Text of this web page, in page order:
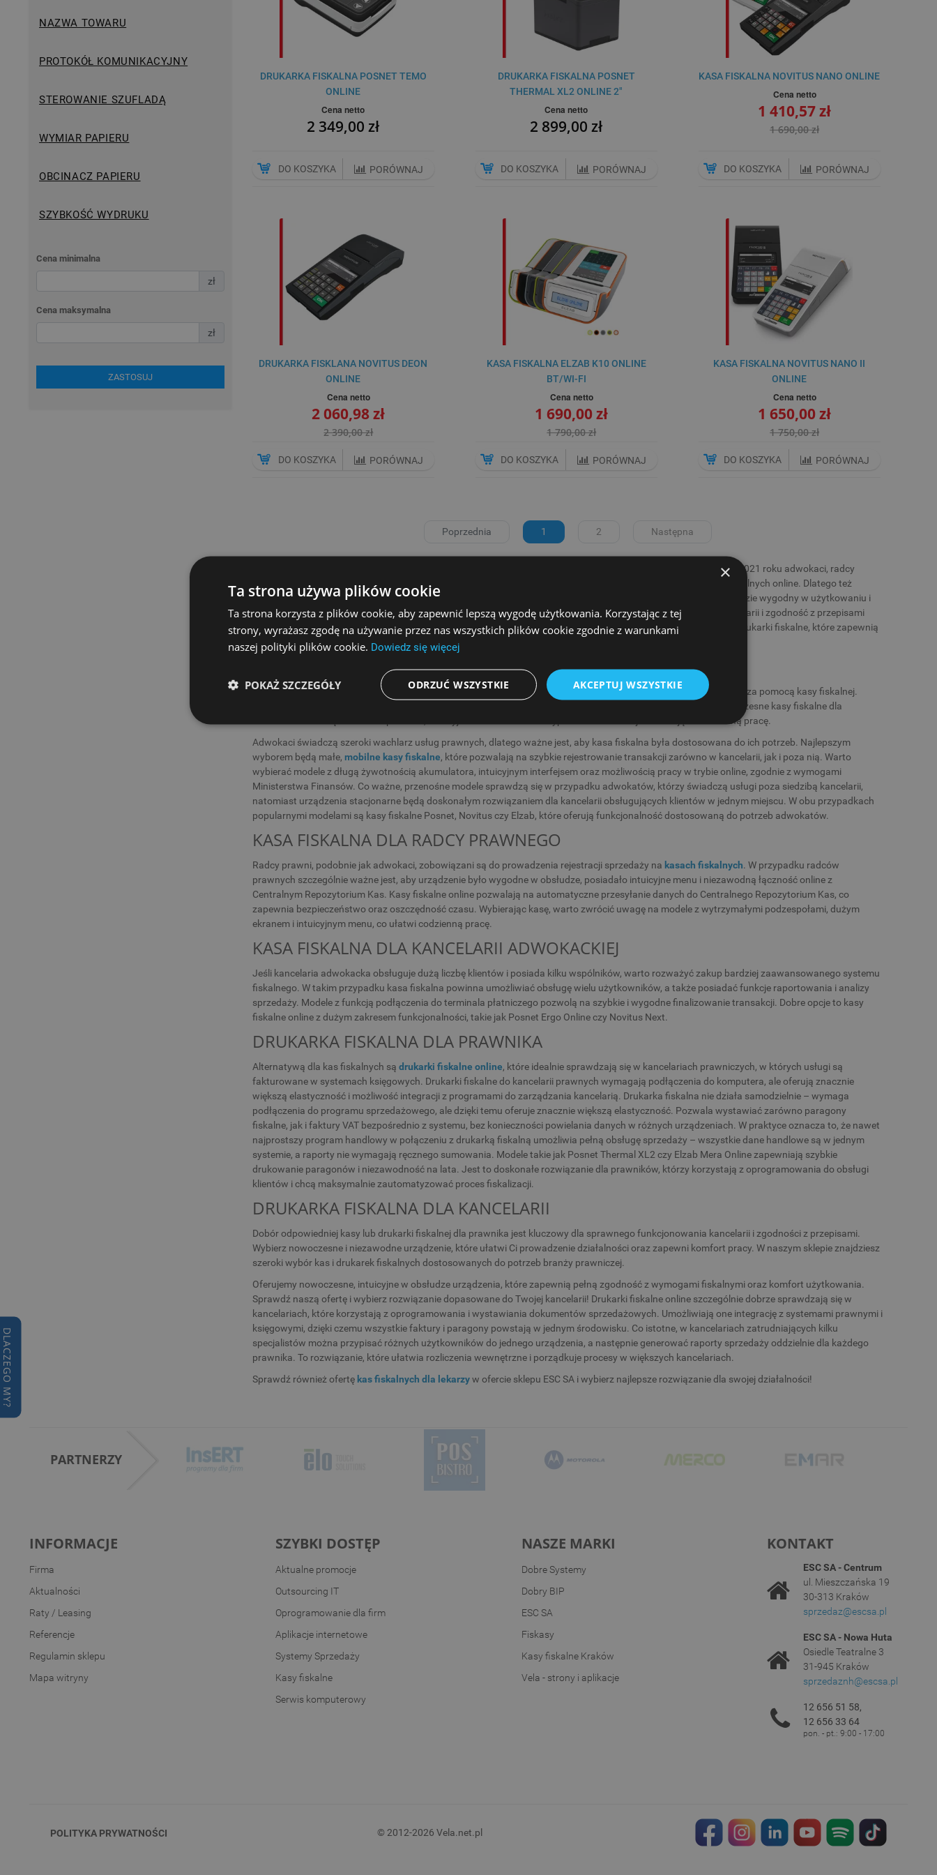
DLACZEGO MY?
NAZWA TOWARU
PROTOKÓŁ KOMUNIKACYJNY
STEROWANIE SZUFLADĄ
WYMIAR PAPIERU
OBCINACZ PAPIERU
SZYBKOŚĆ WYDRUKU
Cena minimalna
zł
Cena maksymalna
zł
ZASTOSUJ
DRUKARKA FISKALNA POSNET TEMO
ONLINE
Cena netto
2 349,00 zł
DO KOSZYKA PORÓWNAJ
DRUKARKA FISKALNA POSNET
THERMAL XL2 ONLINE 2"
Cena netto
2 899,00 zł
DO KOSZYKA PORÓWNAJ
KASA FISKALNA NOVITUS NANO ONLINE
Cena netto
1 410,57 zł
1 690,00 zł
DO KOSZYKA PORÓWNAJ
DRUKARKA FISKLANA NOVITUS DEON
ONLINE
Cena netto
2 060,98 zł
2 390,00 zł
DO KOSZYKA PORÓWNAJ
KASA FISKALNA ELZAB K10 ONLINE
BT/WI-FI
Cena netto
1 690,00 zł
1 790,00 zł
DO KOSZYKA PORÓWNAJ
KASA FISKALNA NOVITUS NANO II
ONLINE
Cena netto
1 650,00 zł
1 750,00 zł
DO KOSZYKA PORÓWNAJ
Poprzednia 1 2 Następna
Prowadzenie kancelarii prawnej wiąże się z wieloma formalnościami, w tym z obowiązkiem fiskalizacji. Od 1 lipca 2021 roku adwokaci, radcy
prawni i inne osoby świadczące usługi prawne muszą rejestrować swoje przychody na kasach lub drukarkach fiskalnych online. Dlatego też
kluczowy jest wybór odpowiedniego sprzętu fiskalnego, który nie tylko spełni wymogi prawne, ale jednocześnie będzie wygodny w użytkowaniu i
dostosowany do specyfiki pracy prawnika. Odpowiedni wybór urządzenia pozwoli na sprawne prowadzenie kancelarii i zgodność z przepisami
prawa. Sprawdź, jakie rozwiązania będą dla Ciebie najlepsze. W ofercie ESC SA znajdziesz wysokiej jakości kasy i drukarki fiskalne, które zapewnią
niezawodność, łatwość obsługi oraz zgodność z obowiązującymi przepisami.
KASA FISKALNA DLA ADWOKATA
Adwokaci świadczący usługi na rzecz klientów indywidualnych są zobowiązani do ewidencjonowania przychodów za pomocą kasy fiskalnej.
Wybór odpowiedniego urządzenia powinien uwzględniać zarówno wymagania prawne, jak i komfort pracy. Nowoczesne kasy fiskalne dla
adwokatów to urządzenia kompaktowe, intuicyjne w obsłudze oraz wyposażone w funkcje ułatwiające codzienną pracę.
Adwokaci świadczą szeroki wachlarz usług prawnych, dlatego ważne jest, aby kasa fiskalna była dostosowana do ich potrzeb. Najlepszym
wyborem będą małe, mobilne kasy fiskalne, które pozwalają na szybkie rejestrowanie transakcji zarówno w kancelarii, jak i poza nią. Warto
wybierać modele z długą żywotnością akumulatora, intuicyjnym interfejsem oraz możliwością pracy w trybie online, zgodnie z wymogami
Ministerstwa Finansów. Co ważne, przenośne modele sprawdzą się w przypadku adwokatów, którzy świadczą usługi poza siedzibą kancelarii,
natomiast urządzenia stacjonarne będą doskonałym rozwiązaniem dla kancelarii obsługujących klientów w jednym miejscu. W obu przypadkach
popularnymi modelami są kasy fiskalne Posnet, Novitus czy Elzab, które oferują funkcjonalność dostosowaną do potrzeb adwokatów.
KASA FISKALNA DLA RADCY PRAWNEGO
Radcy prawni, podobnie jak adwokaci, zobowiązani są do prowadzenia rejestracji sprzedaży na kasach fiskalnych. W przypadku radców
prawnych szczególnie ważne jest, aby urządzenie było wygodne w obsłudze, posiadało intuicyjne menu i niezawodną łączność online z
Centralnym Repozytorium Kas. Kasy fiskalne online pozwalają na automatyczne przesyłanie danych do Centralnego Repozytorium Kas, co
zapewnia bezpieczeństwo oraz oszczędność czasu. Wybierając kasę, warto zwrócić uwagę na modele z wytrzymałymi podzespołami, dużym
ekranem i intuicyjnym menu, co ułatwi codzienną pracę.
KASA FISKALNA DLA KANCELARII ADWOKACKIEJ
Jeśli kancelaria adwokacka obsługuje dużą liczbę klientów i posiada kilku wspólników, warto rozważyć zakup bardziej zaawansowanego systemu
fiskalnego. W takim przypadku kasa fiskalna powinna umożliwiać obsługę wielu użytkowników, a także posiadać funkcje raportowania i analizy
sprzedaży. Modele z funkcją podłączenia do terminala płatniczego pozwolą na szybkie i wygodne finalizowanie transakcji. Dobre opcje to kasy
fiskalne online z dużym zakresem funkcjonalności, takie jak Posnet Ergo Online czy Novitus Next.
DRUKARKA FISKALNA DLA PRAWNIKA
Alternatywą dla kas fiskalnych są drukarki fiskalne online, które idealnie sprawdzają się w kancelariach prawniczych, w których usługi są
fakturowane w systemach księgowych. Drukarki fiskalne do kancelarii prawnych wymagają podłączenia do komputera, ale oferują znacznie
większą elastyczność i możliwość integracji z programami do zarządzania kancelarią. Drukarka fiskalna nie działa samodzielnie – wymaga
podłączenia do programu sprzedażowego, ale dzięki temu oferuje znacznie większą elastyczność. Pozwala wystawiać zarówno paragony
fiskalne, jak i faktury VAT bezpośrednio z systemu, bez konieczności powielania danych w różnych urządzeniach. W praktyce oznacza to, że nawet
najprostszy program handlowy w połączeniu z drukarką fiskalną umożliwia pełną obsługę sprzedaży – wszystkie dane handlowe są w jednym
systemie, a raporty nie wymagają ręcznego sumowania. Modele takie jak Posnet Thermal XL2 czy Elzab Mera Online zapewniają szybkie
drukowanie paragonów i niezawodność na lata. Jest to doskonałe rozwiązanie dla prawników, którzy korzystają z oprogramowania do obsługi
klientów i chcą maksymalnie zautomatyzować proces fiskalizacji.
DRUKARKA FISKALNA DLA KANCELARII
Dobór odpowiedniej kasy lub drukarki fiskalnej dla prawnika jest kluczowy dla sprawnego funkcjonowania kancelarii i zgodności z przepisami.
Wybierz nowoczesne i niezawodne urządzenie, które ułatwi Ci prowadzenie działalności oraz zapewni komfort pracy. W naszym sklepie znajdziesz
szeroki wybór kas i drukarek fiskalnych dostosowanych do potrzeb branży prawniczej.
Oferujemy nowoczesne, intuicyjne w obsłudze urządzenia, które zapewnią pełną zgodność z wymogami fiskalnymi oraz komfort użytkowania.
Sprawdź naszą ofertę i wybierz rozwiązanie dopasowane do Twojej kancelarii! Drukarki fiskalne online szczególnie dobrze sprawdzają się w
kancelariach, które korzystają z oprogramowania i wystawiania dokumentów sprzedażowych. Umożliwiają one integrację z systemami prawnymi i
księgowymi, dzięki czemu wszystkie faktury i paragony powstają w jednym środowisku. Co istotne, w kancelariach zatrudniających kilku
specjalistów można przypisać różnych użytkowników do jednego urządzenia, a następnie generować raporty sprzedaży oddzielnie dla każdego
prawnika. To rozwiązanie, które ułatwia rozliczenia wewnętrzne i porządkuje procesy w większych kancelariach.
Sprawdź również ofertę kas fiskalnych dla lekarzyw ofercie sklepu ESC SA i wybierz najlepsze rozwiązanie dla swojej działalności!
PARTNERZY
INFORMACJE
Firma
Aktualności
Raty / Leasing
Referencje
Regulamin sklepu
Mapa witryny
SZYBKI DOSTĘP
Aktualne promocje
Outsourcing IT
Oprogramowanie dla firm
Aplikacje internetowe
Systemy Sprzedaży
Kasy fiskalne
Serwis komputerowy
NASZE MARKI
Dobre Systemy
Dobry BIP
ESC SA
Fiskasy
Kasy fiskalne Kraków
Vela - strony i aplikacje
KONTAKT
ESC SA - Centrum
ul. Mieszczańska 19
30-313 Kraków
sprzedaz@escsa.pl
ESC SA - Nowa Huta
Osiedle Teatralne 3
31-945 Kraków
sprzedaznh@escsa.pl
12 656 51 58,
12 656 33 64
pon. - pt.: 9:00 - 17:00
POLITYKA PRYWATNOŚCI © 2012-2026 Vela.net.pl
×
Ta strona używa plików cookie
Ta strona korzysta z plików cookie, aby zapewnić lepszą wygodę użytkowania. Korzystając z tej
strony, wyrażasz zgodę na używanie przez nas wszystkich plików cookie zgodnie z warunkami
naszej polityki plików cookie. Dowiedz się więcej
AKCEPTUJ WSZYSTKIE
ODRZUĆ WSZYSTKIE
POKAŻ SZCZEGÓŁY